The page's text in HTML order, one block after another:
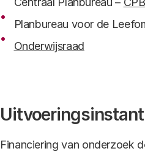
Planbureau voor de
Onderwijsraad
Financiering van onderzoek